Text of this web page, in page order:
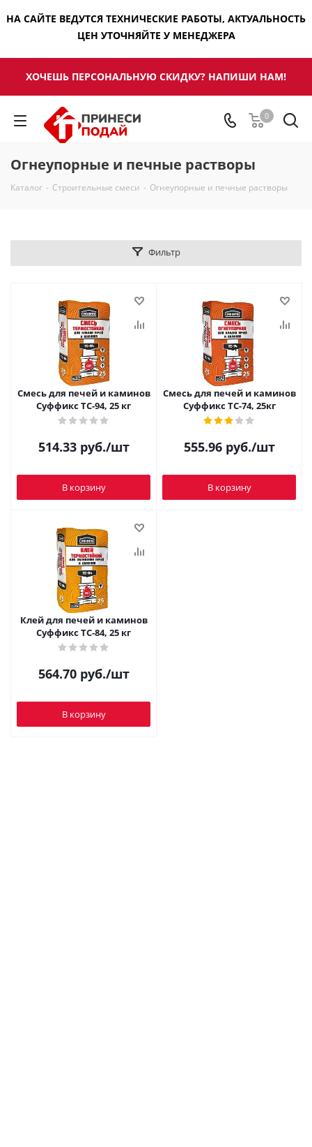
НА САЙТЕ ВЕДУТСЯ ТЕХНИЧЕСКИЕ РАБОТЫ, АКТУАЛЬНОСТЬ
ЦЕН УТОЧНЯЙТЕ У МЕНЕДЖЕРА
ХОЧЕШЬ ПЕРСОНАЛЬНУЮ СКИДКУ? НАПИШИ НАМ!
0
Огнеупорные и печные растворы
Каталог - Строительные смеси - Огнеупорные и печные растворы
Фильтр
Смесь для печей и каминов
Суффикс ТС-94, 25 кг
514.33руб./шт
В корзину
Смесь для печей и каминов
Суффикс ТС-74, 25кг
555.96руб./шт
В корзину
Клей для печей и каминов
Суффикс ТС-84, 25 кг
564.70руб./шт
В корзину